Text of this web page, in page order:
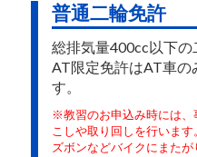
普通二輪免許
総排気量400cc以下の
AT限定免許はAT車の
す。
※教習のお申込み時には、
こしや取り回しを行いま
ズボンなどバイクにまた